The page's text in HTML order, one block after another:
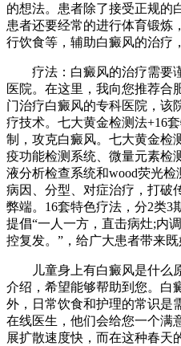
的想法。患者除了接受正规的
患者还要经常的进行体育锻炼
行饮食等，辅助白癜风的治疗
疗法：白癜风的治疗需要
医院。在这里，我向您推荐合
门治疗白癜风的专科医院，该
疗技术。七大黄金检测法+16
制，攻克白癜风。七大黄金检
疫功能检测系统、微量元素检
液分析检查系统和wood荧光
病因、分型、对症治疗，打破
弊端。16套特色疗法，分2类3
提倡“一人一方，直击病灶;内
控复发。”，给广大患者带来既
儿童身上有白癜风是什么
介绍，希望能够帮助到您。白
外，日常饮食和护理的常识是
在线医生，他们会给您一个满
展扩散速度快，而在这种春天